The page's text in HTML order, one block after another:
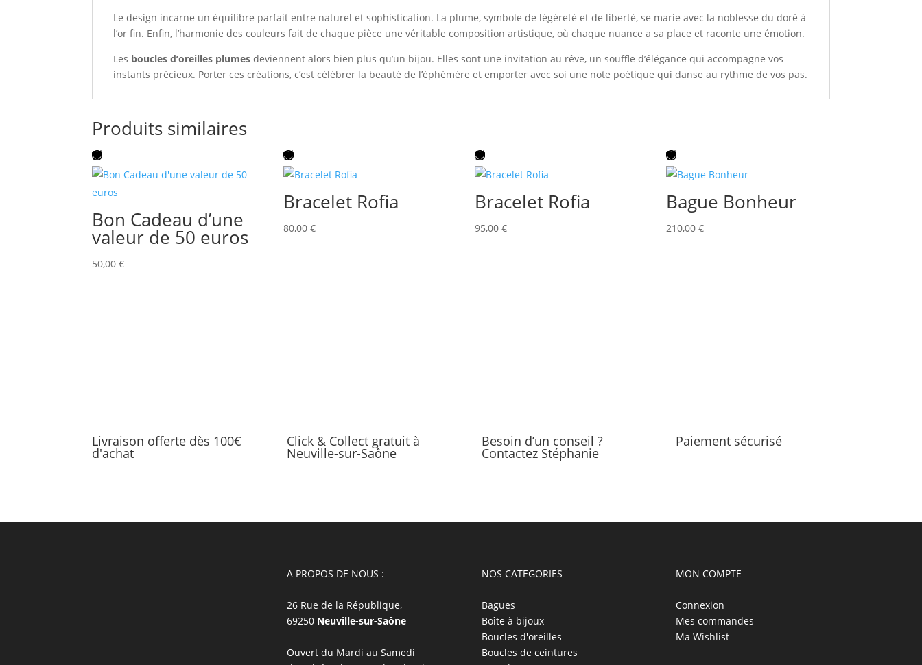
Le design incarne un équilibre parfait entre naturel et sophistication. La plume, symbole de légèreté et de liberté, se marie avec la noblesse du doré à
l’or fin. Enfin, l’harmonie des couleurs fait de chaque pièce une véritable composition artistique, où chaque nuance a sa place et raconte une émotion.
Les boucles d’oreilles plumes deviennent alors bien plus qu’un bijou. Elles sont une invitation au rêve, un souffle d’élégance qui accompagne vos
instants précieux. Porter ces créations, c’est célébrer la beauté de l’éphémère et emporter avec soi une note poétique qui danse au rythme de vos pas.
Produits similaires
Bon Cadeau d’une
valeur de 50 euros
50,00€
Bracelet Rofia
80,00€
Bracelet Rofia
95,00€
Bague Bonheur
210,00€
Livraison offerte dès 100€
d'achat
Click & Collect gratuit à
Neuville-sur-Saône
Besoin d’un conseil ?
Contactez Stéphanie
Paiement sécurisé
A PROPOS DE NOUS :
26 Rue de la République,
69250 Neuville-sur-Saône
Ouvert du Mardi au Samedi
NOS CATEGORIES
Bagues
Boîte à bijoux
Boucles d'oreilles
Boucles de ceintures
MON COMPTE
Connexion
Mes commandes
Ma Wishlist